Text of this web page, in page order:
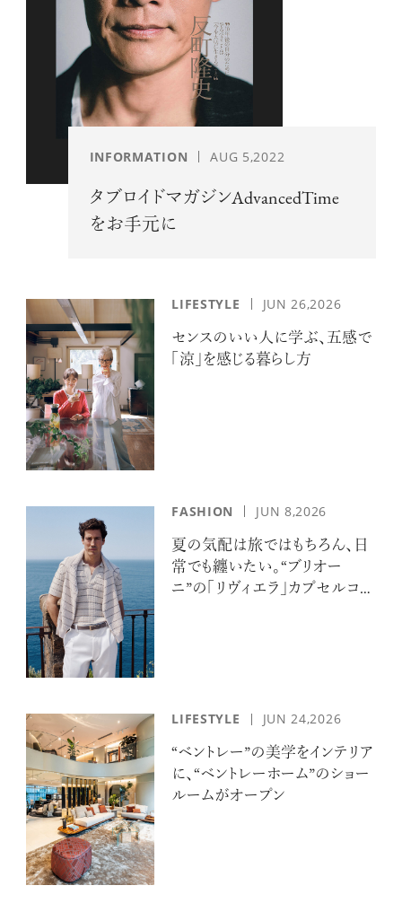
INFORMATION AUG 5,2022
タブロイドマガジンAdvancedTime
をお手元に
LIFESTYLE JUN 26,2026
センスのいい人に学ぶ、五感で
「涼」を感じる暮らし方
FASHION JUN 8,2026
夏の気配は旅ではもちろん、日
常でも纏いたい。“ブリオー
ニ”の「リヴィエラ」カプセルコレ
LIFESTYLE JUN 24,2026
“ベントレー”の美学をインテリア
に、“ベントレーホーム”のショー
ルームがオープン